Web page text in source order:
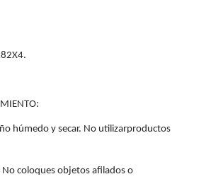
húmedo y secar. No utilizarproductos
coloques objetos afilados o